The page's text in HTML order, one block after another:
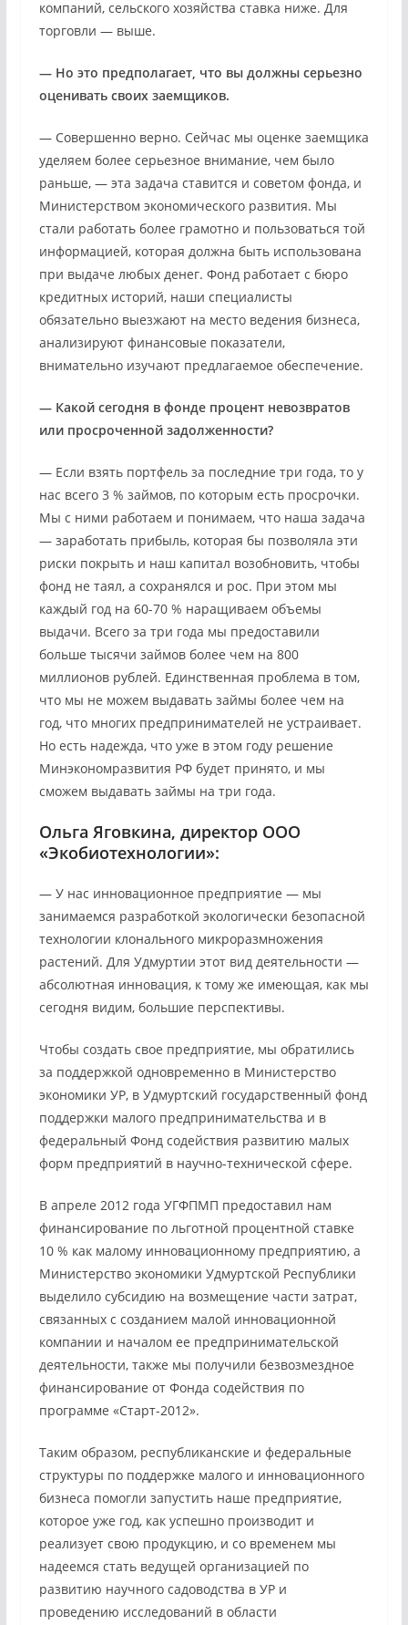
компаний, сельского хозяйства ставка ниже. Для
торговли — выше.
— Но это предполагает, что вы должны серьезно
оценивать своих заемщиков.
— Совершенно верно. Сейчас мы оценке заемщика
уделяем более серьезное внимание, чем было
раньше, — эта задача ставится и советом фонда, и
Министерством экономического развития. Мы
стали работать более грамотно и пользоваться той
информацией, которая должна быть использована
при выдаче любых денег. Фонд работает с бюро
кредитных историй, наши специалисты
обязательно выезжают на место ведения бизнеса,
анализируют финансовые показатели,
внимательно изучают предлагаемое обеспечение.
— Какой сегодня в фонде процент невозвратов
или просроченной задолженности?
— Если взять портфель за последние три года, то у
нас всего 3 % займов, по которым есть просрочки.
Мы с ними работаем и понимаем, что наша задача
— заработать прибыль, которая бы позволяла эти
риски покрыть и наш капитал возобновить, чтобы
фонд не таял, а сохранялся и рос. При этом мы
каждый год на 60-70 % наращиваем объемы
выдачи. Всего за три года мы предоставили
больше тысячи займов более чем на 800
миллионов рублей. Единственная проблема в том,
что мы не можем выдавать займы более чем на
год, что многих предпринимателей не устраивает.
Но есть надежда, что уже в этом году решение
Минэкономразвития РФ будет принято, и мы
сможем выдавать займы на три года.
Ольга Яговкина, директор ООО
«Экобиотехнологии»:
— У нас инновационное предприятие — мы
занимаемся разработкой экологически безопасной
технологии клонального микроразмножения
растений. Для Удмуртии этот вид деятельности —
абсолютная инновация, к тому же имеющая, как мы
сегодня видим, большие перспективы.
Чтобы создать свое предприятие, мы обратились
за поддержкой одновременно в Министерство
экономики УР, в Удмуртский государственный фонд
поддержки малого предпринимательства и в
федеральный Фонд содействия развитию малых
форм предприятий в научно-технической сфере.
В апреле 2012 года УГФПМП предоставил нам
финансирование по льготной процентной ставке
10 % как малому инновационному предприятию, а
Министерство экономики Удмуртской Республики
выделило субсидию на возмещение части затрат,
связанных с созданием малой инновационной
компании и началом ее предпринимательской
деятельности, также мы получили безвозмездное
финансирование от Фонда содействия по
программе «Старт-2012».
Таким образом, республиканские и федеральные
структуры по поддержке малого и инновационного
бизнеса помогли запустить наше предприятие,
которое уже год, как успешно производит и
реализует свою продукцию, и со временем мы
надеемся стать ведущей организацией по
развитию научного садоводства в УР и
проведению исследований в области